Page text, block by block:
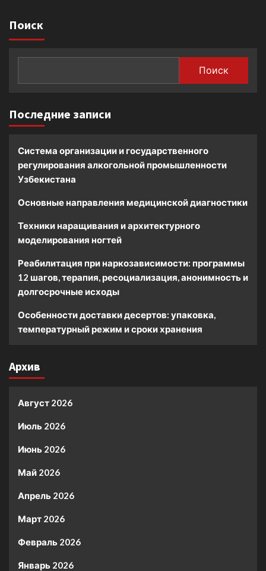
Поиск
Поиск
Последние записи
Система организации и государственного
регулирования алкогольной промышленности
Узбекистана
Основные направления медицинской диагностики
Техники наращивания и архитектурного
моделирования ногтей
Реабилитация при наркозависимости: программы
12 шагов, терапия, ресоциализация, анонимность и
долгосрочные исходы
Особенности доставки десертов: упаковка,
температурный режим и сроки хранения
Архив
Август 2026
Июль 2026
Июнь 2026
Май 2026
Апрель 2026
Март 2026
Февраль 2026
Январь 2026